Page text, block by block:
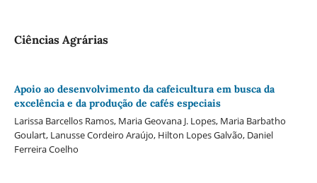
Ciências Agrárias
Apoio ao desenvolvimento da cafeicultura em busca da
excelência e da produção de cafés especiais
Larissa Barcellos Ramos, Maria Geovana J. Lopes, Maria Barbatho
Goulart, Lanusse Cordeiro Araújo, Hilton Lopes Galvão, Daniel
Ferreira Coelho